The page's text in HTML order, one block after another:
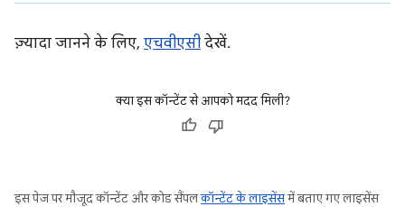
ज़्यादा जानने के लिए, एचवीएसी देखें.
क्या इस कॉन्टेंट से आपको मदद मिली?
इस पेज पर मौजूद कॉन्टेंट और कोड सैंपलकॉन्टेंट के लाइसेंसमें बताए गए लाइसेंस